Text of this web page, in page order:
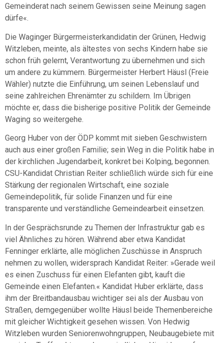
Gemeinderat nach seinem Gewissen seine Meinung sagen
dürfe«.
Die Waginger Bürgermeisterkandidatin der Grünen, Hedwig
Witzleben, meinte, als ältestes von sechs Kindern habe sie
schon früh gelernt, Verantwortung zu übernehmen und sich
um andere zu kümmern. Bürgermeister Herbert Häusl (Freie
Wähler) nutzte die Einführung, um seinen Lebenslauf und
seine zahlreichen Ehrenämter zu schildern. Im Übrigen
möchte er, dass die bisherige positive Politik der Gemeinde
Waging so weitergehe.
Georg Huber von der ÖDP kommt mit sieben Geschwistern
auch aus einer großen Familie; sein Weg in die Politik habe in
der kirchlichen Jugendarbeit, konkret bei Kolping, begonnen.
CSU-Kandidat Christian Reiter schließlich würde sich für eine
Stärkung der regionalen Wirtschaft, eine soziale
Gemeindepolitik, für solide Finanzen und für eine
transparente und verständliche Gemeindearbeit einsetzen.
In der Gesprächsrunde zu Themen der Infrastruktur gab es
viel Ähnliches zu hören. Während aber etwa Kandidat
Fenninger erklärte, alle möglichen Zuschüsse in Anspruch
nehmen zu wollen, widersprach Kandidat Reiter: »Gerade weil
es einen Zuschuss für einen Elefanten gibt, kauft die
Gemeinde einen Elefanten.« Kandidat Huber erklärte, dass
ihm der Breitbandausbau wichtiger sei als der Ausbau von
Straßen, demgegenüber wollte Häusl beide Themenbereiche
mit gleicher Wichtigkeit gesehen wissen. Von Hedwig
Witzleben wurden Seniorenwohngruppen, Neubaugebiete mit